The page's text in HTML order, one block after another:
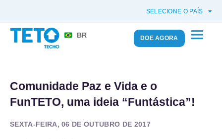
SELECIONE O PAÍS
BR DOE AGORA
Comunidade Paz e Vida e o
FunTETO, uma ideia “Funtástica”!
SEXTA-FEIRA, 06 DE OUTUBRO DE 2017